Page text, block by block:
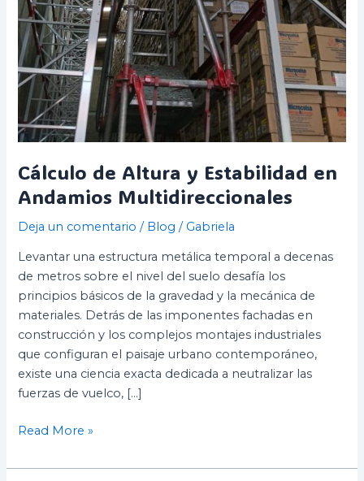
Cálculo de Altura y Estabilidad en
Andamios Multidireccionales
Deja un comentario / Blog / Gabriela
Levantar una estructura metálica temporal a decenas
de metros sobre el nivel del suelo desafía los
principios básicos de la gravedad y la mecánica de
materiales. Detrás de las imponentes fachadas en
construcción y los complejos montajes industriales
que configuran el paisaje urbano contemporáneo,
existe una ciencia exacta dedicada a neutralizar las
fuerzas de vuelco, […]
Read More »